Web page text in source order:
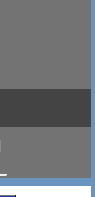
Zoeken